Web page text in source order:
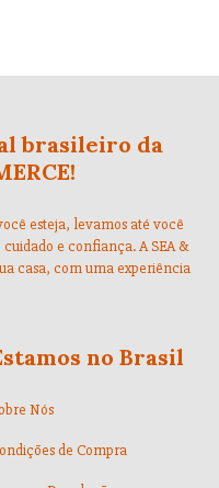
brasileiro da
esteja, levamos até você
e confiança. A SEA &
casa, com uma experiência
no Brasil
Nós
de Compra